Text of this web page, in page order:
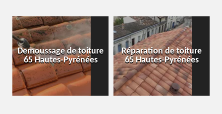
Demoussage de toiture
65 Hautes-Pyrénées
Réparation de toiture
65 Hautes-Pyrénées